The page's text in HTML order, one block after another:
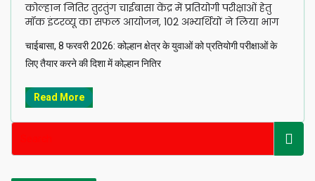
कोल्हान नितिर तुरतुंग चाईबासा केंद्र में प्रतियोगी परीक्षाओं हेतु
मॉक इंटरव्यू का सफल आयोजन, 102 अभ्यर्थियों ने लिया भाग
चाईबासा, 8 फरवरी 2026: कोल्हान क्षेत्र के युवाओं को प्रतियोगी परीक्षाओं के
लिए तैयार करने की दिशा में कोल्हान नितिर
Read More